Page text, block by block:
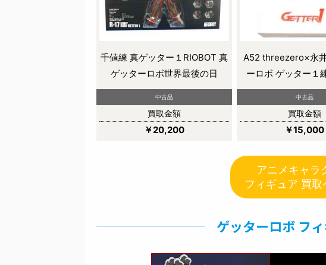
千値練 真ゲッター１RIOBOT 真
ゲッターロボ世界最後の日
中古品
買取金額
￥20,200
A52 threezero×永
ーロボ ゲッター１
中古品
買取金額
￥15,000
アニメキャラ
フィギュア 買取
ゲッターロボ フ